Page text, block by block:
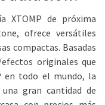
XTOMP de próxima
ofrece versátiles
compactas. Basadas
originales que
en todo el mundo, la
gran cantidad de